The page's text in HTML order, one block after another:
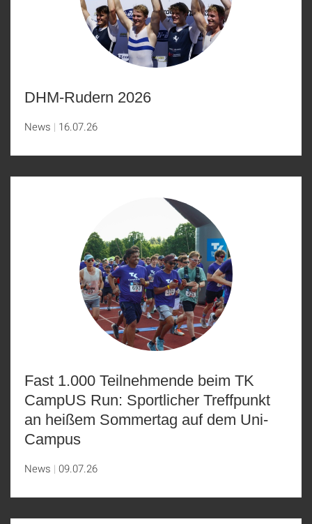
DHM-Rudern 2026
News 16.07.26
Fast 1.000 Teilnehmende beim TK
CampUS Run: Sportlicher Treffpunkt
an heißem Sommertag auf dem Uni-
Campus
News 09.07.26